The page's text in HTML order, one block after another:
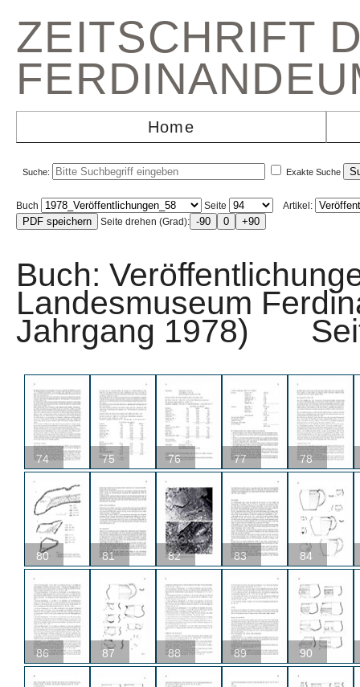
ZEITSCHRIFT
Home
Suche: Exakte Suche
Buch Seite
Artikel:
Seite drehen (Grad):
Buch:
Landesmuseum
Jahrgang 1978)
74 75 76 77 78
80 81 82 83 84
86 87 88 89 90